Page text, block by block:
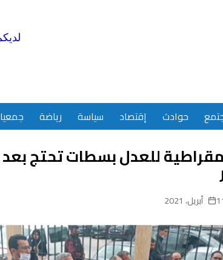
حوادث إقتصاد سياسة رياضة
للعدل بسطات تحتج
2021